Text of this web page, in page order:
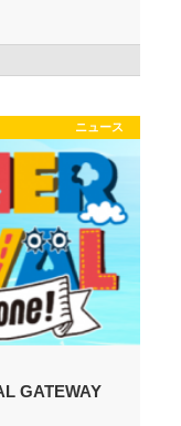
ニュース
GATEWAY